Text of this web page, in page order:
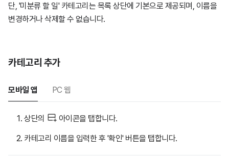
단, '미분류 할 일' 카테고리는 목록 상단에 기본으로 제공되며, 이름을
변경하거나 삭제할 수 없습니다.
카테고리 추가
모바일 앱 PC 웹
상단의 아이콘을 탭합니다.
카테고리 이름을 입력한 후 '확인' 버튼을 탭합니다.